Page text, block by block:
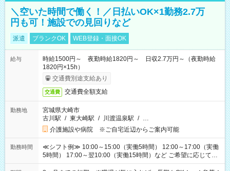
＼空いた時間で働く！／日払いOK×1勤務2.7万
円も可！施設での見回りなど
派遣 ブランクOK WEB登録・面接OK
給与
時給1500円～ 夜勤時給1820円～ 日収2.7万円～（夜勤時給
1820円×15h）
交通費別途支給あり
交通費 交通費全額支給
勤務地
宮城県大崎市
古川駅 / 東大崎駅 / 川渡温泉駅 / …
介護施設や病院 ※ご自宅近辺からご案内可能
勤務時間
≪シフト例≫ 10:00～15:00（実働5時間） 12:00～17:00（実働
5時間） 17:00～翌10:00（実働15時間）など ご希望に応じて、
働く時間は調整できます！ お気軽に担当へ相談ください！